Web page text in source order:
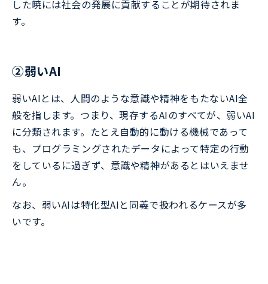
した暁には社会の発展に貢献することが期待されま
す。
②弱いAI
弱いAIとは、人間のような意識や精神をもたないAI全
般を指します。つまり、現存するAIのすべてが、弱いAI
に分類されます。たとえ自動的に動ける機械であって
も、プログラミングされたデータによって特定の行動
をしているに過ぎず、意識や精神があるとはいえませ
ん。
なお、弱いAIは特化型AIと同義で扱われるケースが多
いです。